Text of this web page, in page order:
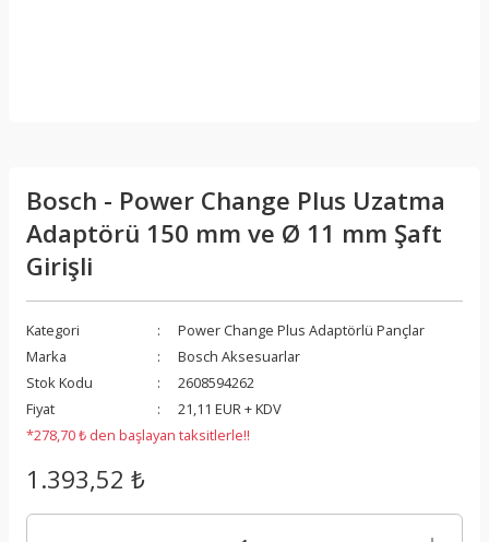
Bosch - Power Change Plus Uzatma
Adaptörü 150 mm ve Ø 11 mm Şaft
Girişli
Kategori
Power Change Plus Adaptörlü Pançlar
Marka
Bosch Aksesuarlar
Stok Kodu
2608594262
Fiyat
21,11 EUR + KDV
*278,70 ₺ den başlayan taksitlerle!!
1.393,52 ₺